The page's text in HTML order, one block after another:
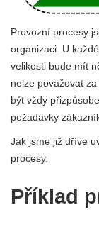
Provozní procesy
organizaci. U
velikosti bude mít
nelze považovat
být vždy
požadavky
Jak jsme již dříve
procesy.
Příklad